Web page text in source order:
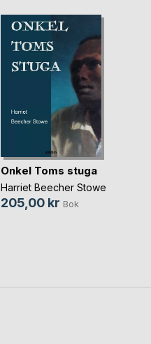
Onkel Toms stuga
Harriet Beecher Stowe
205,00 kr Bok